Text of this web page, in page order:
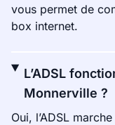
vous permet de
box internet.
L’ADSL
Monnerville ?
Oui, l’ADSL